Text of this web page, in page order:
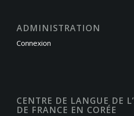
ADMINISTRATION
Connexion
CENTRE DE LANGUE DE
DE FRANCE EN CORÉE